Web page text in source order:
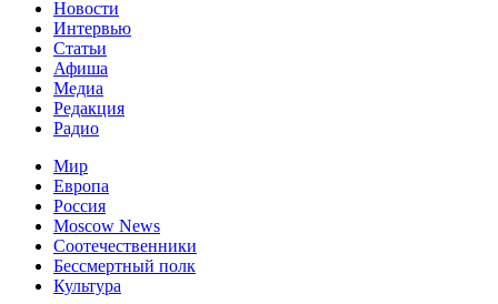
Новости
Интервью
Статьи
Афиша
Медиа
Редакция
Радио
Мир
Европа
Россия
Moscow News
Соотечественники
Бессмертный полк
Культура